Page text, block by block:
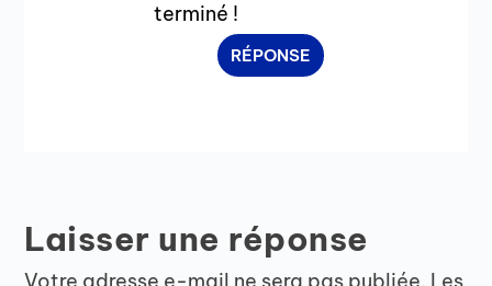
terminé !
RÉPONSE
Laisser une réponse